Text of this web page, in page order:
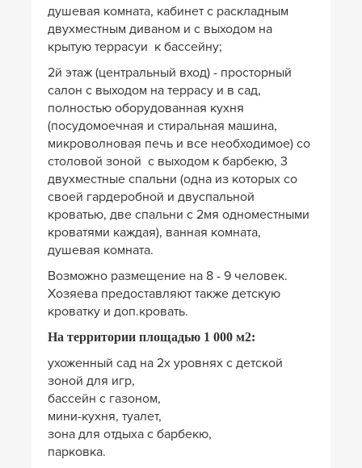
душевая комната, кабинет с раскладным
двухместным диваном и с выходом на
крытую террасуи к бассейну;
2й этаж (центральный вход) - просторный
салон с выходом на террасу и в сад,
полностью оборудованная кухня
(посудомоечная и стиральная машина,
микроволновая печь и все необходимое) со
столовой зоной с выходом к барбекю, 3
двухместные спальни (одна из которых со
своей гардеробной и двуспальной
кроватью, две спальни с 2мя одноместными
кроватями каждая), ванная комната,
душевая комната.
Возможно размещение на 8 - 9 человек.
Хозяева предоставляют также детскую
кроватку и доп.кровать.
На территории площадью 1 000 м2:
ухоженный сад на 2х уровнях с детской
зоной для игр,
бассейн с газоном,
мини-кухня, туалет,
зона для отдыха с барбекю,
парковка.